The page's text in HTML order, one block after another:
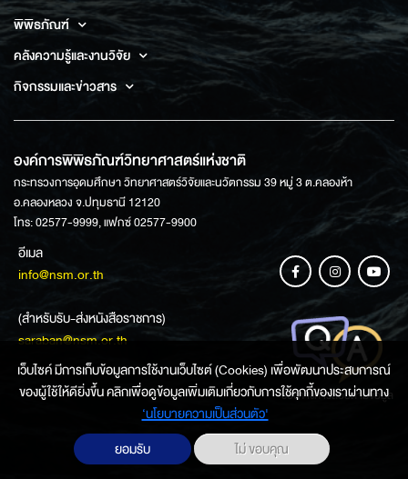
พิพิธภัณฑ์
คลังความรู้และงานวิจัย
กิจกรรมและข่าวสาร
องค์การพิพิธภัณฑ์วิทยาศาสตร์แห่งชาติ
กระทรวงการอุดมศึกษา วิทยาศาสตร์วิจัยและนวัตกรรม 39 หมู่ 3 ต.คลองห้า
อ.คลองหลวง จ.ปทุมธานี 12120
โทร: 02577-9999, แฟกซ์ 02577-9900
อีเมล
info@nsm.or.th
(สำหรับรับ-ส่งหนังสือราชการ)
saraban@nsm.or.th
ช่องทางการสอบถามข้อมูล
เว็บไซค์ มีการเก็บข้อมูลการใช้งานเว็บไซต์ (Cookies) เพื่อพัฒนาประสบการณ์
ของผู้ใช้ให้ดียิ่งขึ้น คลิกเพื่อดูข้อมูลเพิ่มเติมเกี่ยวกับการใช้คุกกี้ของเราผ่านทาง
‘นโยบายความเป็นส่วนตัว'
ยอมรับ
ไม่ ขอบคุณ